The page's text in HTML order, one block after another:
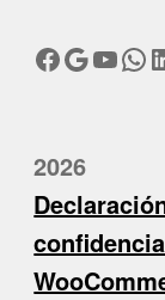
Google
2026